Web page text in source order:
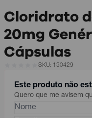
Cloridrato
20mg
Cápsulas
SKU: 130429
Este produto não
Quero que me avisem